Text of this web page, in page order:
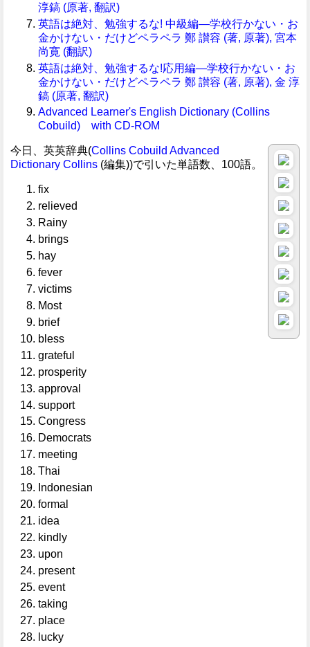
淳鎬 (原著, 翻訳)
英語は絶対、勉強するな! 中級編―学校行かない・お
金かけない・だけどペラペラ 鄭 讃容 (著, 原著), 宮本
尚寛 (翻訳)
英語は絶対、勉強するな!応用編―学校行かない・お
金かけない・だけどペラペラ 鄭 讃容 (著, 原著), 金 淳
鎬 (原著, 翻訳)
Advanced Learner's English Dictionary (Collins
Cobuild) with CD-ROM
今日、英英辞典(Collins Cobuild Advanced
Dictionary Collins (編集))で引いた単語数、100語。
fix
relieved
Rainy
brings
hay
fever
victims
Most
brief
bless
grateful
prosperity
approval
support
Congress
Democrats
meeting
Thai
Indonesian
formal
idea
kindly
upon
present
event
taking
place
lucky